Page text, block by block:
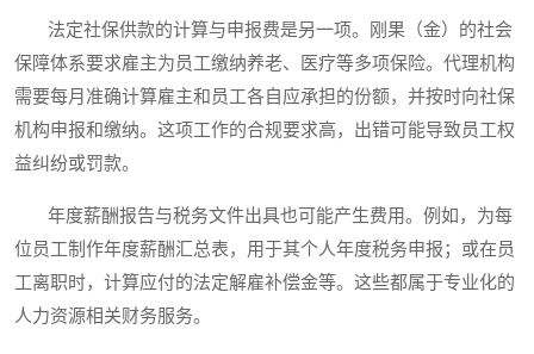
法定社保供款的计算与申报费是另一项。刚果（金）的社会
保障体系要求雇主为员工缴纳养老、医疗等多项保险。代理机构
需要每月准确计算雇主和员工各自应承担的份额，并按时向社保
机构申报和缴纳。这项工作的合规要求高，出错可能导致员工权
益纠纷或罚款。
年度薪酬报告与税务文件出具也可能产生费用。例如，为每
位员工制作年度薪酬汇总表，用于其个人年度税务申报；或在员
工离职时，计算应付的法定解雇补偿金等。这些都属于专业化的
人力资源相关财务服务。